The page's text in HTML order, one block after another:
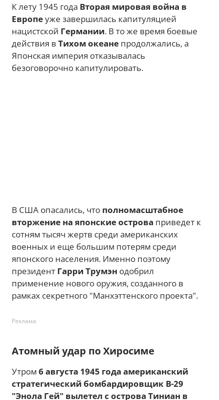
К лету 1945 года Вторая мировая война в
Европеуже завершилась капитуляцией
нацистской Германии. В то же время боевые
действия в Тихом океане продолжались, а
Японская империя отказывалась
безоговорочно капитулировать.
В США опасались, что полномасштабное
вторжение на японские острова приведет к
сотням тысяч жертв среди американских
военных и еще большим потерям среди
японского населения. Именно поэтому
президент Гарри Трумэн одобрил
применение нового оружия, созданного в
рамках секретного "Манхэттенского проекта".
Реклама
Атомный удар по Хиросиме
Утром 6 августа 1945 года американский
стратегический бомбардировщик B-29
"Энола Гей" вылетел с острова Тиниан в